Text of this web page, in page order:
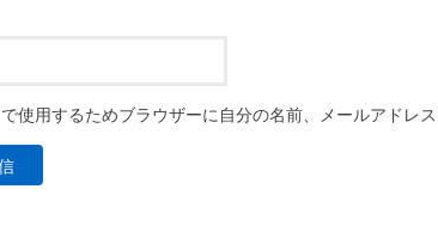
使用するためブラウザーに自分の名前、メールアドレス